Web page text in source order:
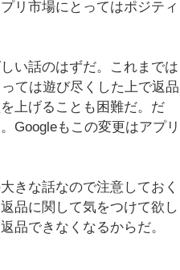
リ市場にとってはポジティ
い話のはずだ。これまでは
ては遊び尽くした上で返品
上げることも困難だ。だ
Googleもこの変更はアプリ
きな話なので注意しておく
品に関して気をつけて欲し
品できなくなるからだ。